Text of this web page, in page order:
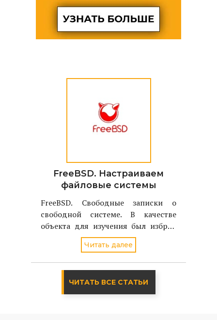
FreeBSD. Настраиваем
файловые системы
FreeBSD. Свободные записки о
свободной системе. В качестве
объекта для изучения был избран
однодисковый вариант FreeBSD
стабильной версии - 4.2
Читать далее
ЧИТАТЬ ВСЕ СТАТЬИ